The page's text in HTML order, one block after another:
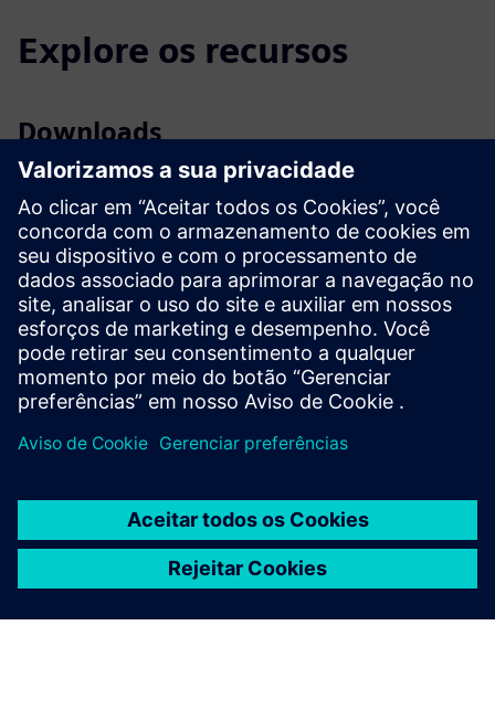
Explore os recursos
Downloads
Perfil SICAM A8000 SICAM A8000
Rack Profile SICAM A8000
Catálogo | SICAM | Automação de subestações
Especificações do concurso
SiePortal - Loja online
SICAM A8000 no SiePortal